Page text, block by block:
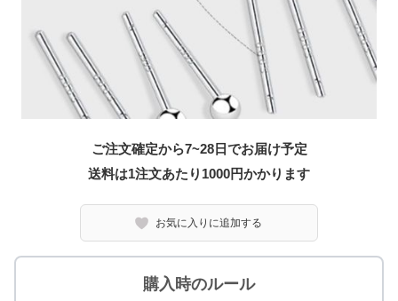
ご注文確定から7~28日でお届け予定
送料は1注文あたり 1000円かかります
お気に入りに追加する
購入時のルール